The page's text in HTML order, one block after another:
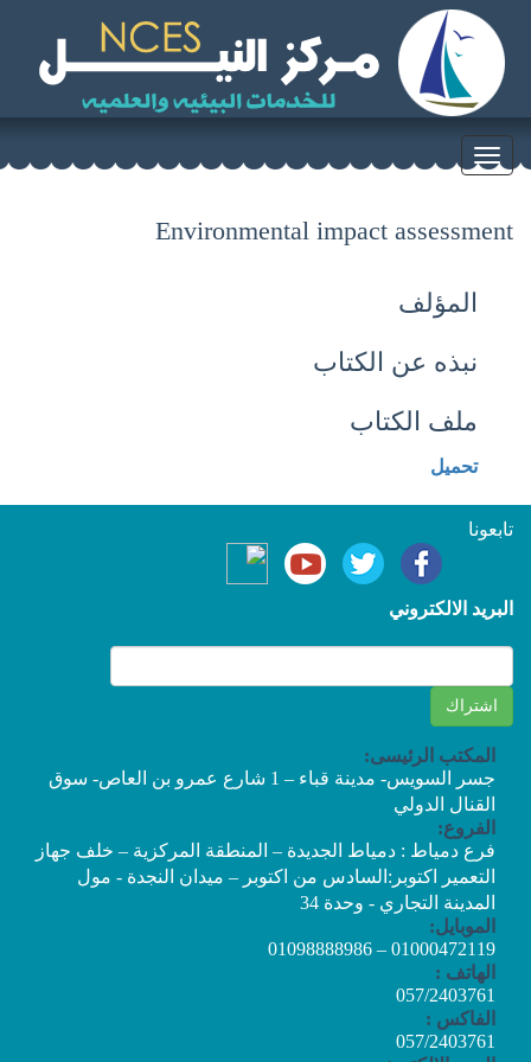
Toggle
navigation
Environmental impact assessment
المؤلف
نبذه عن الكتاب
ملف الكتاب
تحميل
تابعونا
البريد الالكتروني
المكتب الرئيسى:
جسر السويس- مدينة قباء – 1 شارع عمرو بن العاص- سوق
القنال الدولي
الفروع:
فرع دمياط : دمياط الجديدة – المنطقة المركزية – خلف جهاز
التعمير اكتوبر:السادس من اكتوبر – ميدان النجدة - مول
المدينة التجاري - وحدة 34
الموبايل:
01000472119 – 01098888986
الهاتف :
057/2403761
الفاكس :
057/2403761